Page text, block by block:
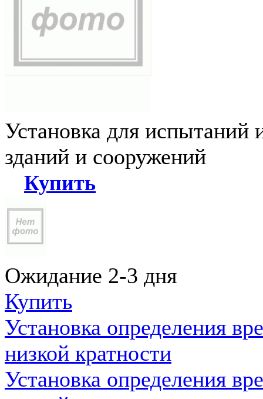
Установка для испытаний
зданий и сооружений
Купить
Ожидание 2-3 дня
Купить
Установка определения
низкой кратности
Установка определения